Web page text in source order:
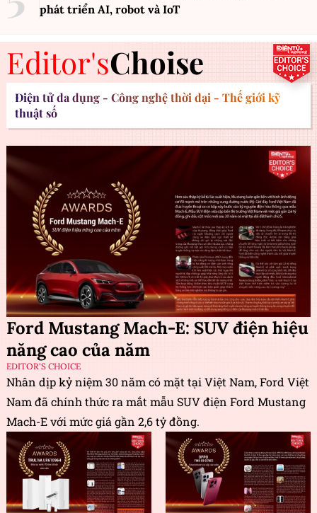
phát triển AI, robot và IoT
Editor'sChoise
Điện tử đa dụng - Công nghệ thời đại - Thế giới kỹ
thuật số
Ford Mustang Mach-E: SUV điện hiệu
năng cao của năm
EDITOR'S CHOICE
Nhân dịp kỷ niệm 30 năm có mặt tại Việt Nam, Ford Việt
Nam đã chính thức ra mắt mẫu SUV điện Ford Mustang
Mach-E với mức giá gần 2,6 tỷ đồng.